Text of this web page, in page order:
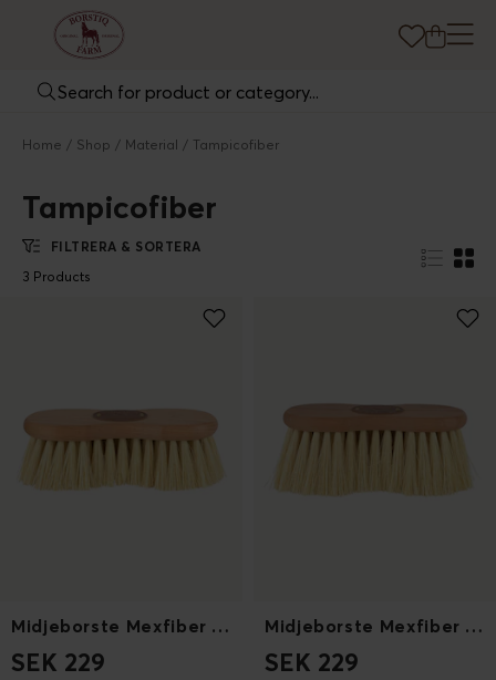
Home Shop Material Tampicofiber
Tampicofiber
FILTRERA & SORTERA
3 Products
Midjeborste Mexfiber 5cm borst
SEK 229
Midjeborste Mexfiber 7cm borst
SEK 229